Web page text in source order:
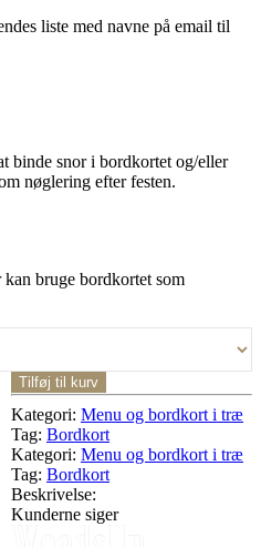
liste med navne på email til
binde snor i bordkortet og/eller
nøglering efter festen.
bruge bordkortet som
Tilføj til kurv
Kategori: Menu og bordkort i træ
Tag: Bordkort
Kategori: Menu og bordkort i træ
Tag: Bordkort
Beskrivelse:
Kunderne siger